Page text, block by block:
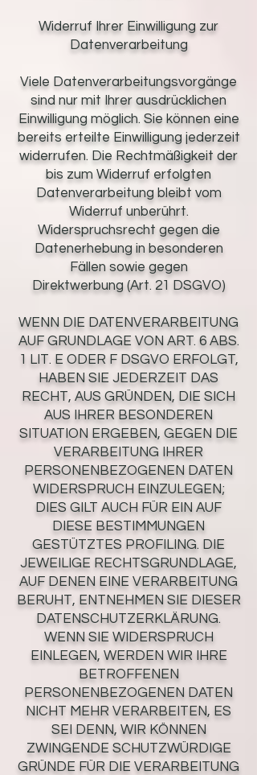
Widerruf Ihrer Einwilligung zur
Datenverarbeitung
Viele Datenverarbeitungsvorgänge
sind nur mit Ihrer ausdrücklichen
Einwilligung möglich. Sie können eine
bereits erteilte Einwilligung jederzeit
widerrufen. Die Rechtmäßigkeit der
bis zum Widerruf erfolgten
Datenverarbeitung bleibt vom
Widerruf unberührt.
Widerspruchsrecht gegen die
Datenerhebung in besonderen
Fällen sowie gegen
Direktwerbung (Art. 21 DSGVO)
WENN DIE DATENVERARBEITUNG
AUF GRUNDLAGE VON ART. 6 ABS.
1 LIT. E ODER F DSGVO ERFOLGT,
HABEN SIE JEDERZEIT DAS
RECHT, AUS GRÜNDEN, DIE SICH
AUS IHRER BESONDEREN
SITUATION ERGEBEN, GEGEN DIE
VERARBEITUNG IHRER
PERSONENBEZOGENEN DATEN
WIDERSPRUCH EINZULEGEN;
DIES GILT AUCH FÜR EIN AUF
DIESE BESTIMMUNGEN
GESTÜTZTES PROFILING. DIE
JEWEILIGE RECHTSGRUNDLAGE,
AUF DENEN EINE VERARBEITUNG
BERUHT, ENTNEHMEN SIE DIESER
DATENSCHUTZERKLÄRUNG.
WENN SIE WIDERSPRUCH
EINLEGEN, WERDEN WIR IHRE
BETROFFENEN
PERSONENBEZOGENEN DATEN
NICHT MEHR VERARBEITEN, ES
SEI DENN, WIR KÖNNEN
ZWINGENDE SCHUTZWÜRDIGE
GRÜNDE FÜR DIE VERARBEITUNG